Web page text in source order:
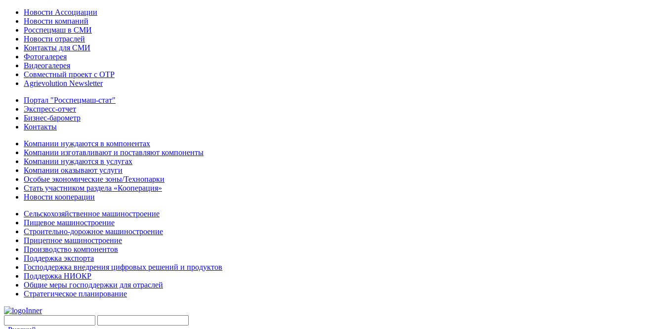
Новости Ассоциации
Новости компаний
Росспецмаш в СМИ
Новости отраслей
Контакты для СМИ
Фотогалерея
Видеогалерея
Совместный проект с ОТР
Agrievolution Newsletter
Портал "Росспецмаш-стат"
Экспресс-отчет
Бизнес-барометр
Контакты
Компании нуждаются в компонентах
Компании изготавливают и поставляют компоненты
Компании нуждаются в услугах
Компании оказывают услуги
Особые экономические зоны/Технопарки
Стать участником раздела «Кооперация»
Новости кооперации
Сельскохозяйственное машиностроение
Пищевое машиностроение
Строительно-дорожное машиностроение
Прицепное машиностроение
Производство компонентов
Поддержка экспорта
Господдержка внедрения цифровых решений и продуктов
Поддержка НИОКР
Общие меры господдержки для отраслей
Стратегическое планирование